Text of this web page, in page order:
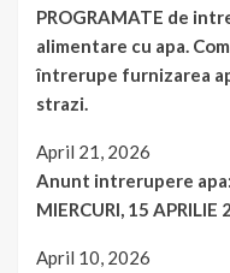
PROGRAMATE de
alimentare cu apa.
întrerupe furnizarea
strazi.
April 21, 2026
Anunt intrerupere apa:
MIERCURI, 15
April 10, 2026